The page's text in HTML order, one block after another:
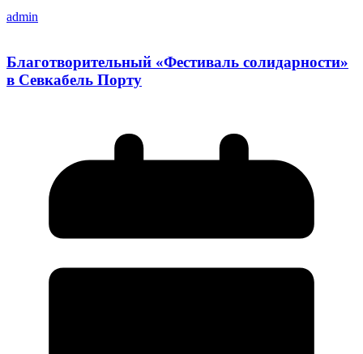
admin
Благотворительный «Фестиваль солидарности»
в Севкабель Порту